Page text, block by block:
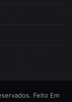
Feito Em